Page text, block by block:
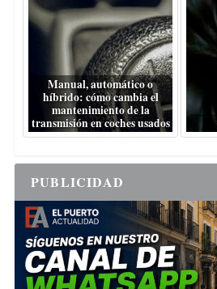
Manual, automático o
híbrido: cómo cambia el
mantenimiento de la
transmisión en coches usados
PUBLICIDAD